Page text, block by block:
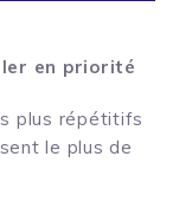
en priorité
plus répétitifs
le plus de